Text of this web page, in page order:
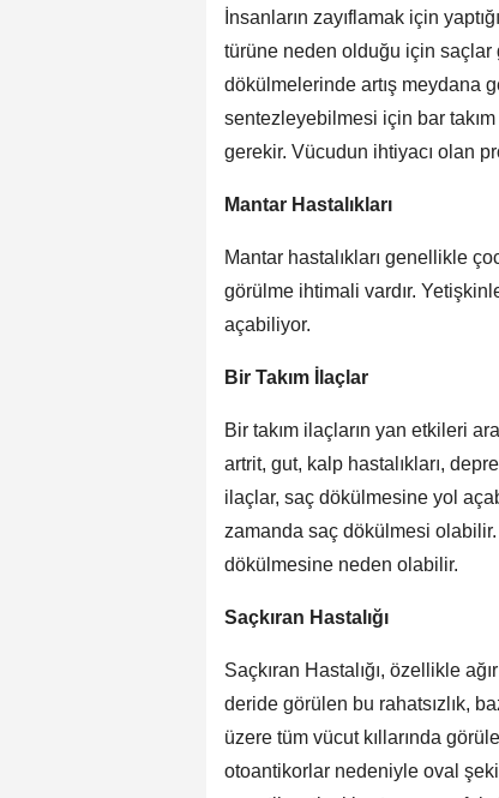
İnsanların zayıflamak için
türüne neden olduğu için saçlar
dökülmelerinde artış meydana
sentezleyebilmesi için bar
gerekir. Vücudun ihtiyacı olan
Mantar Hastalıkları
Mantar hastalıkları genellikle
görülme ihtimali vardır.
açabiliyor.
Bir Takım İlaçlar
Bir takım ilaçların yan etkileri
artrit, gut, kalp hastalıkları,
ilaçlar, saç dökülmesine yol
zamanda saç dökülmesi olabilir.
dökülmesine neden olabilir.
Saçkıran Hastalığı
Saçkıran Hastalığı, özellikle
deride görülen bu rahatsızlık,
üzere tüm vücut kıllarında
otoantikorlar nedeniyle oval